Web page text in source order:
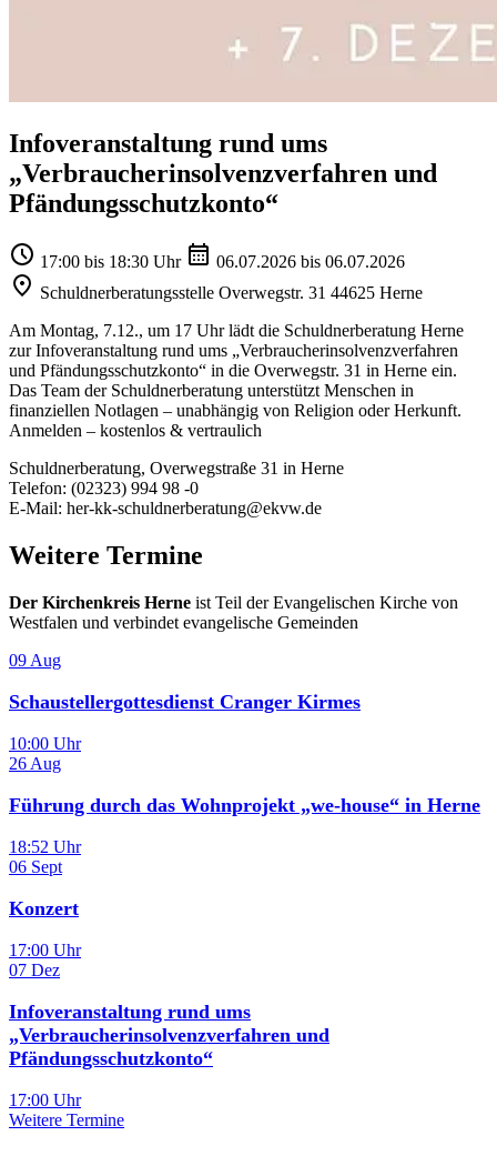
Infoveranstaltung rund ums
„Verbraucherinsolvenzverfahren und
Pfändungsschutzkonto“
17:00 bis 18:30 Uhr
06.07.2026 bis 06.07.2026
Schuldnerberatungsstelle Overwegstr. 31 44625 Herne
Am Montag, 7.12., um 17 Uhr lädt die Schuldnerberatung Herne
zur Infoveranstaltung rund ums „Verbraucherinsolvenzverfahren
und Pfändungsschutzkonto“ in die Overwegstr. 31 in Herne ein.
Das Team der Schuldnerberatung unterstützt Menschen in
finanziellen Notlagen – unabhängig von Religion oder Herkunft.
Anmelden – kostenlos & vertraulich
Schuldnerberatung, Overwegstraße 31 in Herne
Telefon: (02323) 994 98 -0
E-Mail: her-kk-schuldnerberatung@ekvw.de
Weitere Termine
Der Kirchenkreis Herne ist Teil der Evangelischen Kirche von
Westfalen und verbindet evangelische Gemeinden
09 Aug
Schaustellergottesdienst Cranger Kirmes
10:00 Uhr
26 Aug
Führung durch das Wohnprojekt „we-house“ in Herne
18:52 Uhr
06 Sept
Konzert
17:00 Uhr
07 Dez
Infoveranstaltung rund ums
„Verbraucherinsolvenzverfahren und
Pfändungsschutzkonto“
17:00 Uhr
Weitere Termine